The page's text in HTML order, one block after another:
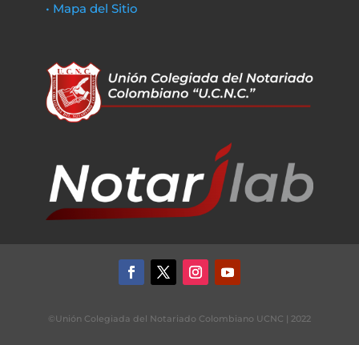
• Mapa del Sitio
©Unión Colegiada del Notariado Colombiano UCNC | 2022